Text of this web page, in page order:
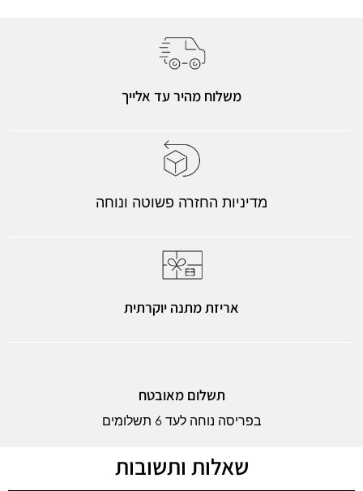
משלוח מהיר עד אלייך
מדיניות החזרה פשוטה ונוחה
אריזת מתנה יוקרתית
תשלום מאובטח
בפריסה נוחה לעד 6 תשלומים
שאלות ותשובות